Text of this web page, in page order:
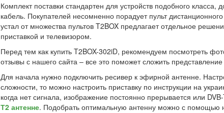
Комплект поставки стандартен для устройств подобного
кабель. Покупателей несомненно порадует пульт
устал от множества пультов T2BOX предлагает отдельное
приставкой и телевизором.
Перед тем как купить T2BOX-302iD, рекомендуем посмотреть
отзывы с нашего сайта – все это поможет сложить
Для начала нужно подключить ресивер к эфирной антенне.
сложности, то можно настроить приставку по инструкции на
когда нет сигнала, изображение постоянно прерывается или
Т2 антенне. Подобрать оптимальную антенну можно с помощью